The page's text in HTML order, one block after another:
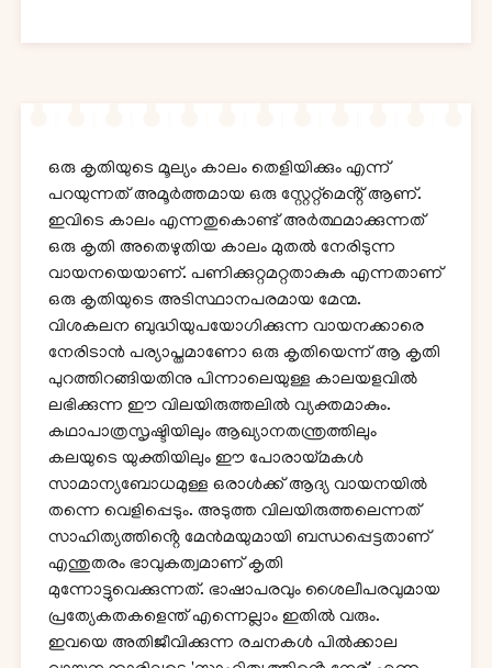
ഒരു കൃതിയുടെ മൂല്യം കാലം തെളിയിക്കും എന്ന്
പറയുന്നത് അമൂർത്തമായ ഒരു സ്റ്റേറ്റ്മെൻ്റ് ആണ്.
ഇവിടെ കാലം എന്നതുകൊണ്ട് അർത്ഥമാക്കുന്നത്
ഒരു കൃതി അതെഴുതിയ കാലം മുതൽ നേരിടുന്ന
വായനയെയാണ്. പണിക്കുറ്റമറ്റതാകുക എന്നതാണ്
ഒരു കൃതിയുടെ അടിസ്ഥാനപരമായ മേന്മ.
വിശകലന ബുദ്ധിയുപയോഗിക്കുന്ന വായനക്കാരെ
നേരിടാൻ പര്യാപ്തമാണോ ഒരു കൃതിയെന്ന് ആ കൃതി
പുറത്തിറങ്ങിയതിനു പിന്നാലെയുള്ള കാലയളവിൽ
ലഭിക്കുന്ന ഈ വിലയിരുത്തലിൽ വ്യക്തമാകും.
കഥാപാത്രസൃഷ്ടിയിലും ആഖ്യാനതന്ത്രത്തിലും
കലയുടെ യുക്തിയിലും ഈ പോരായ്മകൾ
സാമാന്യബോധമുള്ള ഒരാൾക്ക് ആദ്യ വായനയിൽ
തന്നെ വെളിപ്പെടും. അടുത്ത വിലയിരുത്തലെന്നത്
സാഹിത്യത്തിൻ്റെ മേന്‍മയുമായി ബന്ധപ്പെട്ടതാണ്
എന്തുതരം ഭാവുകത്വമാണ് കൃതി
മുന്നോട്ടുവെക്കുന്നത്. ഭാഷാപരവും ശൈലീപരവുമായ
പ്രത്യേകതകളെന്ത് എന്നെല്ലാം ഇതിൽ വരും.
ഇവയെ അതിജീവിക്കുന്ന രചനകൾ പിൽക്കാല